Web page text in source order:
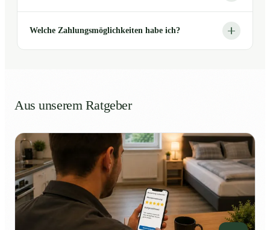
Welche Zahlungsmöglichkeiten habe ich?
Aus unserem Ratgeber